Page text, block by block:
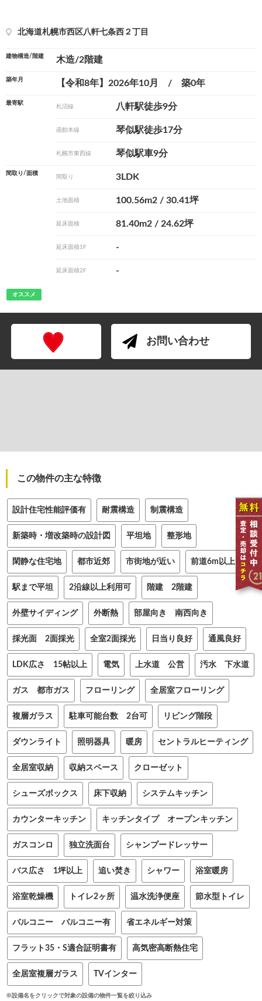
北海道札幌市西区八軒七条西２丁目
建物構造/階建 木造/2階建
築年月 【令和8年】2026年10月 / 築0年
最寄駅
札沼線 八軒駅徒歩9分
函館本線 琴似駅徒歩17分
札幌市東西線 琴似駅車9分
間取り/面積
間取り 3LDK
土地面積 100.56m2 / 30.41坪
延床面積 81.40m2 / 24.62坪
延床面積1F -
延床面積2F -
オススメ
お問い合わせ
この物件の主な特徴
設計住宅性能評価有 耐震構造 制震構造
新築時・増改築時の設計図 平坦地 整形地
閑静な住宅地 都市近郊 市街地が近い 前道6m以上
駅まで平坦 2沿線以上利用可 階建 2階建
外壁サイディング 外断熱 部屋向き 南西向き
採光面 2面採光 全室2面採光 日当り良好 通風良好
LDK広さ 15帖以上 電気 上水道 公営 汚水 下水道
ガス 都市ガス フローリング 全居室フローリング
複層ガラス 駐車可能台数 2台可 リビング階段
ダウンライト 照明器具 暖房 セントラルヒーティング
全居室収納 収納スペース クローゼット
シューズボックス 床下収納 システムキッチン
カウンターキッチン キッチンタイプ オープンキッチン
ガスコンロ 独立洗面台 シャンプードレッサー
バス広さ 1坪以上 追い焚き シャワー 浴室暖房
浴室乾燥機 トイレ2ヶ所 温水洗浄便座 節水型トイレ
バルコニー バルコニー有 省エネルギー対策
フラット35・S適合証明書有 高気密高断熱住宅
全居室複層ガラス TVインター
※設備名をクリックで対象の設備の物件一覧を絞り込み